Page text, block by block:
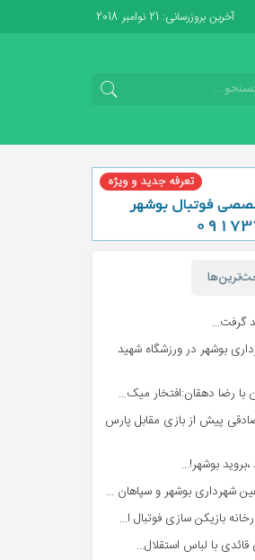
آخرین بروزرسانی: 21 نوامبر 2018
گرفت...
بوشهر در ورزشگاه شهید
با رضا دهقان:افتخار میک...
پیش از بازی مقابل پارس
بوشهر!...
شهردارى بوشهر و سپاهان ...
بازیکن سازی فوتبال ا...
با لباس استقلال...